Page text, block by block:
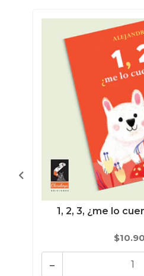
1, 2, 3, ¿me lo
-